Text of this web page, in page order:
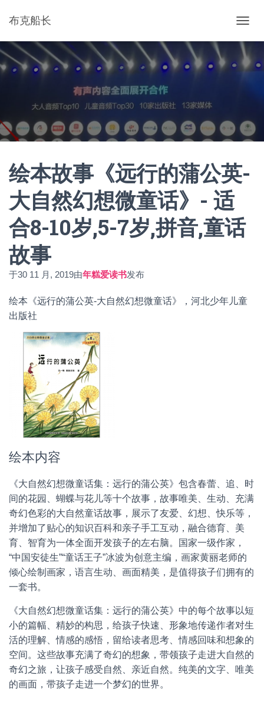
布克船长
换
导
航
绘本故事《远行的蒲公英-
大自然幻想微童话》- 适
合8-10岁,5-7岁,拼音,童话
故事
于30 11 月, 2019由年糕爱读书发布
绘本《远行的蒲公英-大自然幻想微童话》，河北少年儿童
出版社
绘本内容
《大自然幻想微童话集：远行的蒲公英》包含春蕾、追、时
间的花园、蝴蝶与花儿等十个故事，故事唯美、生动、充满
奇幻色彩的大自然童话故事，展示了友爱、幻想、快乐等，
并增加了贴心的知识百科和亲子手工互动，融合德育、美
育、智育为一体全面开发孩子的左右脑。国家一级作家，
“中国安徒生”“童话王子”冰波为创意主编，画家黄丽老师的
倾心绘制画家，语言生动、画面精美，是值得孩子们拥有的
一套书。
《大自然幻想微童话集：远行的蒲公英》中的每个故事以短
小的篇幅、精妙的构思，给孩子快速、形象地传递作者对生
活的理解、情感的感悟，留给读者思考、情感回味和想象的
空间。这些故事充满了奇幻的想象，带领孩子走进大自然的
奇幻之旅，让孩子感受自然、亲近自然。纯美的文字、唯美
的画面，带孩子走进一个梦幻的世界。